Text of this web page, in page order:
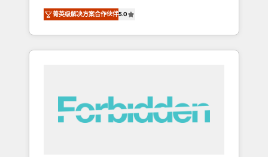
27001 certified, reinforcing our commitment
to data security and compliance. At
OneMetric, we help revenue teams focus on
the OneMetric that matters most: revenue.
Nous aidons les ETI et PME B2B à unifier
Marketing, Ventes et Service sur HubSpot
grâce à la Revenue Architecture : alignement
des équipes, pipeline prévisible, croissance
Shopify, Oneflow. 💻 Développements
custom : CRM UI Extensions (React),
菁英级解决方案合作伙伴5.0